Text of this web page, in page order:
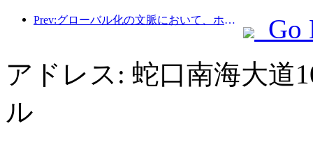
Prev:グローバル化の文脈において、ホテル業界はどのようにして新たな成長ポイントを見つけられるのでしょうか?
Go
アドレス: 蛇口南海大道
ル